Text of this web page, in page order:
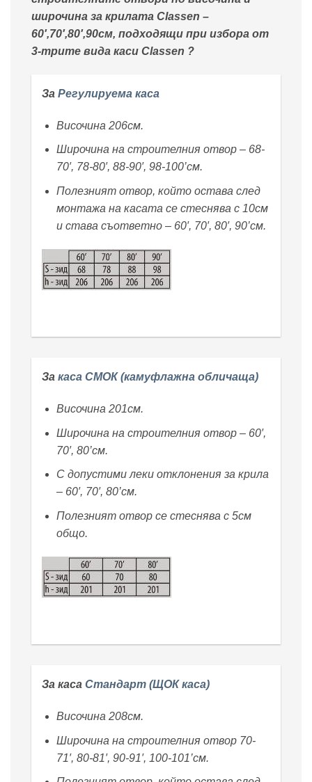
широчина за крилата Classen –
60′,70′,80′,90см, подходящи при избора от
3-трите вида каси Classen ?
За Регулируема каса
Височина 206см.
Широчина на строителния отвор – 68-
70′, 78-80′, 88-90′, 98-100’см.
Полезният отвор, който остава след
монтажа на касата се стеснява с 10см
и става съответно – 60′, 70′, 80′, 90’см.
За каса СМОК (камуфлажна обличаща)
Височина 201см.
Широчина на строителния отвор – 60′,
70′, 80’см.
С допустими леки отклонения за крила
– 60′, 70′, 80’см.
Полезният отвор се стеснява с 5см
общо.
За каса Стандарт (ЩОК каса)
Височина 208см.
Широчина на строителния отвор 70-
71′, 80-81′, 90-91′, 100-101’см.